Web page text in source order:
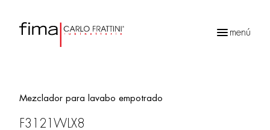
menú
Mezclador para lavabo empotrado
F3121WLX8